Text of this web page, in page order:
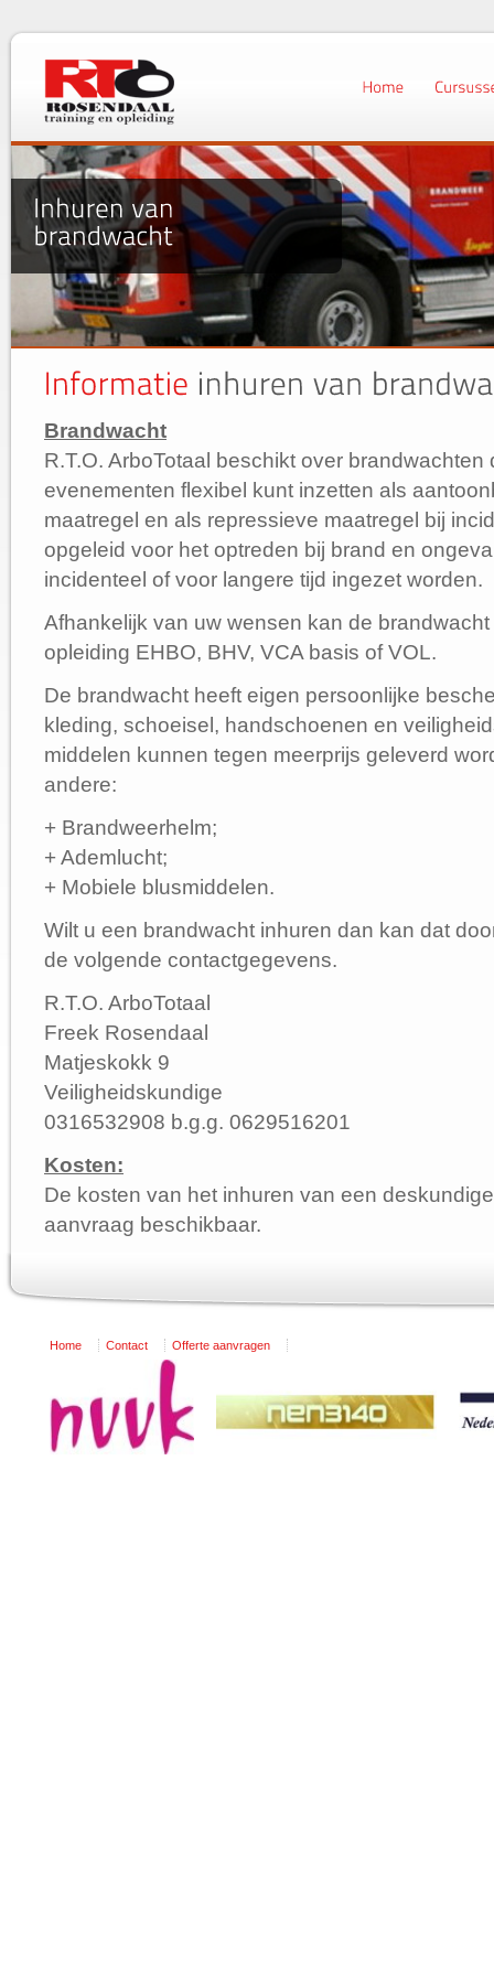
Brandwacht
R.T.O. ArboTotaal beschikt over brandwachten
evenementen flexibel kunt inzetten als
maatregel en als repressieve maatregel bij
opgeleid voor het optreden bij brand en
incidenteel of voor langere tijd ingezet worden.
Afhankelijk van uw wensen kan de
opleiding EHBO, BHV, VCA basis of VOL.
De brandwacht heeft eigen persoonlijke
kleding, schoeisel, handschoenen en
middelen kunnen tegen meerprijs geleverd
andere:
+ Brandweerhelm;
+ Ademlucht;
+ Mobiele blusmiddelen.
Wilt u een brandwacht inhuren dan kan dat
de volgende contactgegevens.
R.T.O. ArboTotaal
Freek Rosendaal
Matjeskokk 9
Veiligheidskundige
0316532908 b.g.g. 0629516201
Kosten:
De kosten van het inhuren van een
aanvraag beschikbaar.
Home Contact Offerte aanvragen